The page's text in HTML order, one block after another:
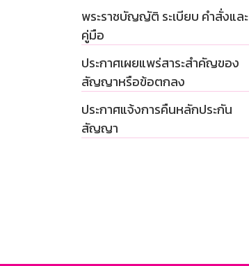
พระราชบัญญัติ ระเบียบ คำสั่งและ
คู่มือ
ประกาศเผยแพร่สาระสำคัญของ
สัญญาหรือข้อตกลง
ประกาศแจ้งการคืนหลักประกัน
สัญญา